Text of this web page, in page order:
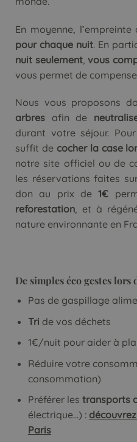
En moyenne,
pour chaque nuit. En
nuit seulement, vous
vous permet de
Nous vous proposons
arbres afin de
durant votre séjour.
suffit de cocher la case
notre site officiel ou de
les réservations faites
don au prix de1€
reforestation, et à
nature environnante en
De simples éco gestes lors
Pas de gaspillage
Tri de vos déchets
1€/nuit pour aider à
Réduire votre
consommation)
Préférer les transports
électrique…) :
Paris